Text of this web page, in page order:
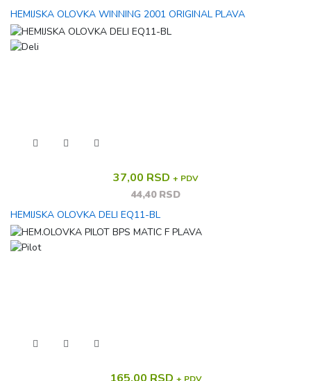
HEMIJSKA OLOVKA WINNING 2001 ORIGINAL PLAVA
37,00 RSD + PDV
44,40 RSD
HEMIJSKA OLOVKA DELI EQ11-BL